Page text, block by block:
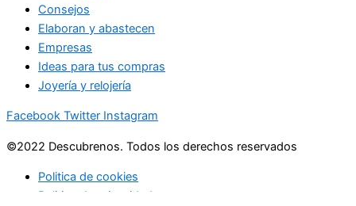
Consejos
Elaboran y abastecen
Empresas
Ideas para tus compras
Joyería y relojería
Facebook Twitter Instagram
©2022 Descubrenos. Todos los derechos reservados
Politica de cookies
Politico de privacidad